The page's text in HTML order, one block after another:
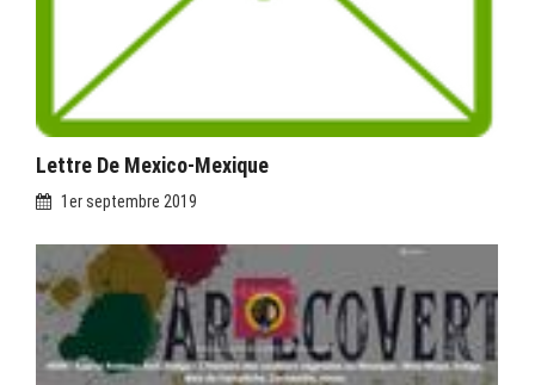
Lettre De Mexico-Mexique
1er septembre 2019